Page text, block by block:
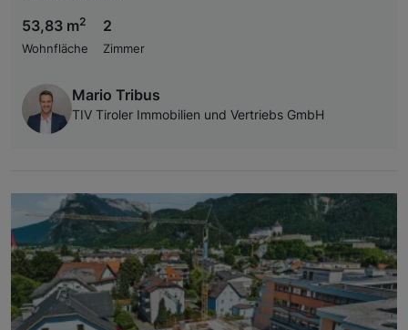
53,83 m2
Wohnfläche
2
Zimmer
Mario Tribus
TIV Tiroler Immobilien und Vertriebs GmbH